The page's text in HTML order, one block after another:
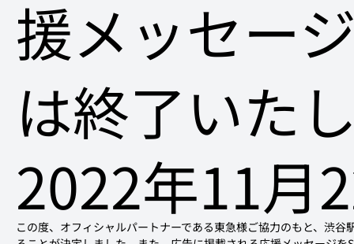
援メッセー
は終了いた
2022年11月
この度、オフィシャルパートナーである東急様ご協力のもと、渋谷